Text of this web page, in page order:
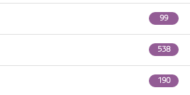
99
538
190